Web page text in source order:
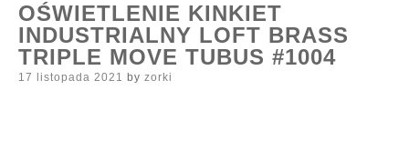
OŚWIETLENIE KINKIET
INDUSTRIALNY LOFT BRASS
TRIPLE MOVE TUBUS #1004
Posted
17 listopada 2021 by zorki